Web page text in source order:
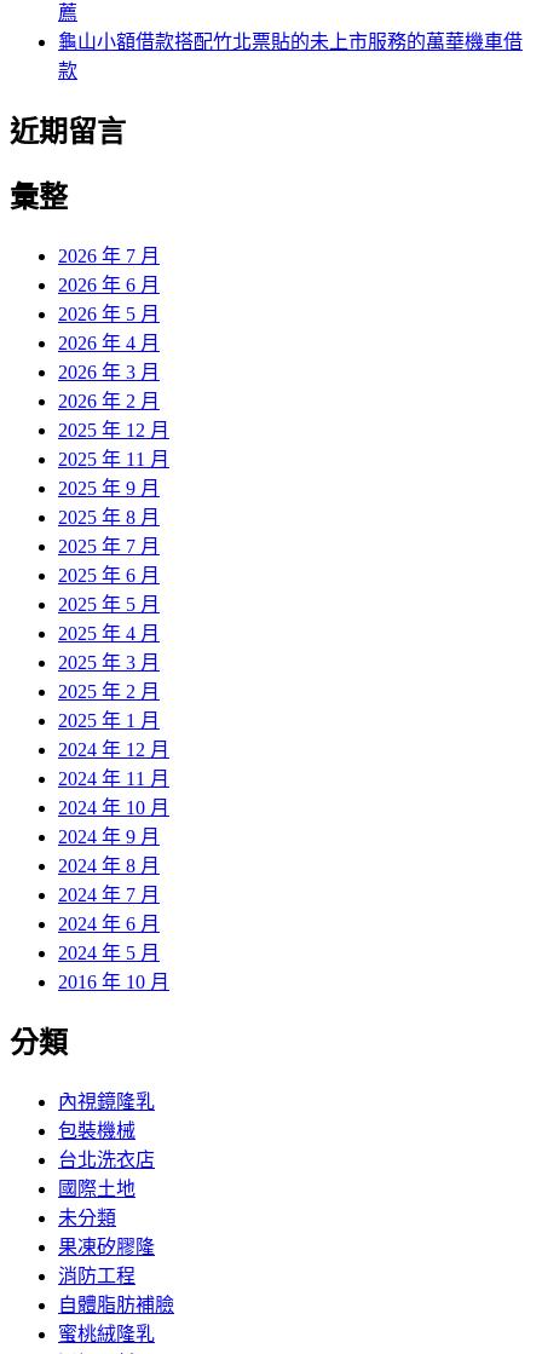
薦
龜山小額借款搭配竹北票貼的未上市服務的萬華機車借
款
近期留言
彙整
2026 年 7 月
2026 年 6 月
2026 年 5 月
2026 年 4 月
2026 年 3 月
2026 年 2 月
2025 年 12 月
2025 年 11 月
2025 年 9 月
2025 年 8 月
2025 年 7 月
2025 年 6 月
2025 年 5 月
2025 年 4 月
2025 年 3 月
2025 年 2 月
2025 年 1 月
2024 年 12 月
2024 年 11 月
2024 年 10 月
2024 年 9 月
2024 年 8 月
2024 年 7 月
2024 年 6 月
2024 年 5 月
2016 年 10 月
分類
內視鏡隆乳
包裝機械
台北洗衣店
國際土地
未分類
果凍矽膠隆
消防工程
自體脂肪補臉
蜜桃絨隆乳